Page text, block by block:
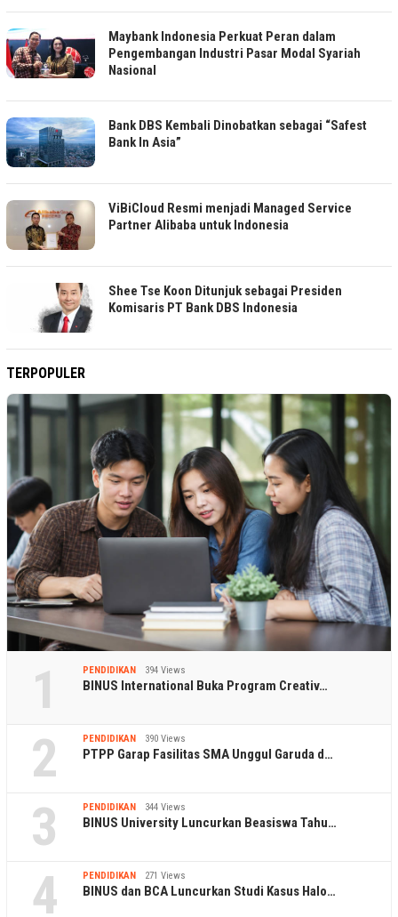
Maybank Indonesia Perkuat Peran dalam
Pengembangan Industri Pasar Modal Syariah
Nasional
Bank DBS Kembali Dinobatkan sebagai “Safest
Bank In Asia”
ViBiCloud Resmi menjadi Managed Service
Partner Alibaba untuk Indonesia
Shee Tse Koon Ditunjuk sebagai Presiden
Komisaris PT Bank DBS Indonesia
TERPOPULER
1 PENDIDIKAN 394 Views
BINUS International Buka Program Creativ…
2 PENDIDIKAN 390 Views
PTPP Garap Fasilitas SMA Unggul Garuda d…
3 PENDIDIKAN 344 Views
BINUS University Luncurkan Beasiswa Tahu…
4 PENDIDIKAN 271 Views
BINUS dan BCA Luncurkan Studi Kasus Halo…